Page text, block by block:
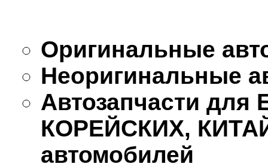
Оригинальные
Неоригинальные
Автозапчасти
КОРЕЙСКИХ,
автомобилей